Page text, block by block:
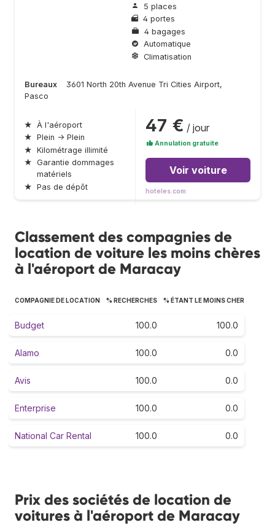
5 places
4 portes
4 bagages
Automatique
Climatisation
Bureaux
3601 North 20th Avenue Tri Cities Airport,
Pasco
★ À l'aéroport
★ Plein → Plein
★ Kilométrage illimité
★ Garantie dommages
matériels
★ Pas de dépôt
47 € / jour
Annulation gratuite
Voir voiture
hoteles.com
Classement des compagnies de
location de voiture les moins chères
à l'aéroport de Maracay
COMPAGNIE DE LOCATION % RECHERCHES % ÉTANT LE MOINS CHER
Budget 100.0 100.0
Alamo 100.0 0.0
Avis 100.0 0.0
Enterprise 100.0 0.0
National Car Rental 100.0 0.0
Prix des sociétés de location de
voitures à l'aéroport de Maracay